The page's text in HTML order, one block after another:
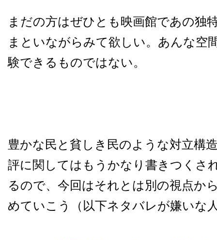
まだの方はぜひとも映画館であの独
まといながらみて欲しい。あんな空
験できるものではない。
豊かな民と貧しき民のような対立構
評に関してはもうかなり書きつくさ
るので、今回はそれとは別の視点か
めていこう（以下ネタバレが嫌いな